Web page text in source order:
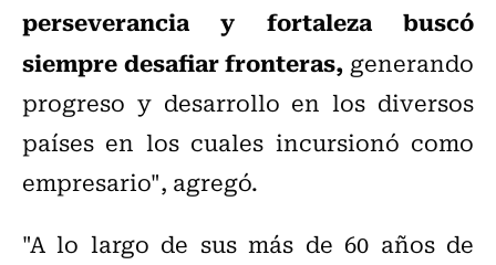
perseverancia y fortaleza buscó
siempre desafiar fronteras, generando
progreso y desarrollo en los diversos
países en los cuales incursionó como
empresario", agregó.
"A lo largo de sus más de 60 años de